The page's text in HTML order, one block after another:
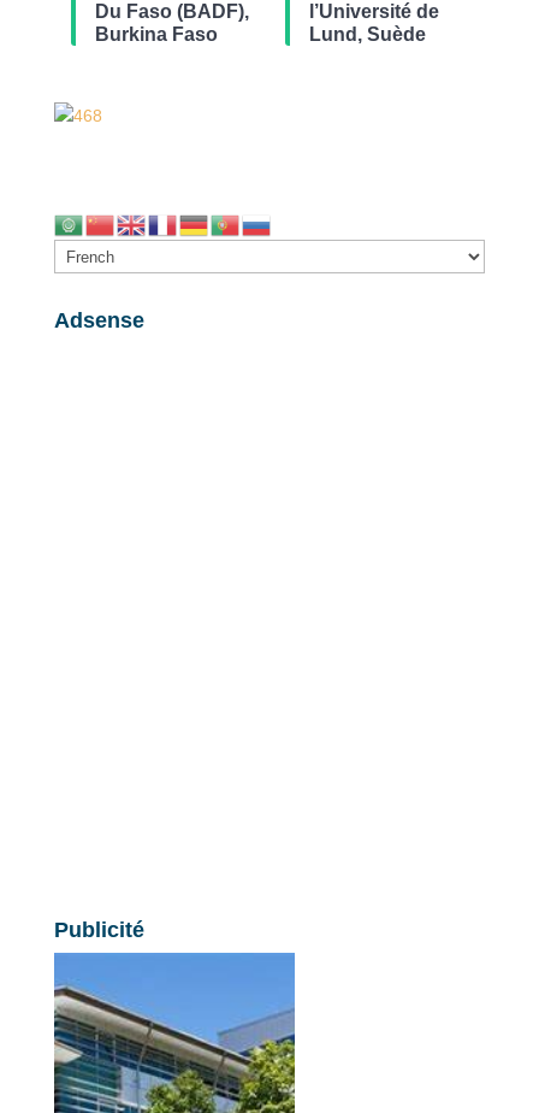
Du Faso (BADF),
Burkina Faso
l’Université de
Lund, Suède
Adsense
Publicité